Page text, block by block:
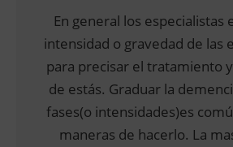
En general los especialistas
intensidad o gravedad de las
para precisar el tratamiento
de estás. Graduar la
fases(o intensidades)es
maneras de hacerlo. La